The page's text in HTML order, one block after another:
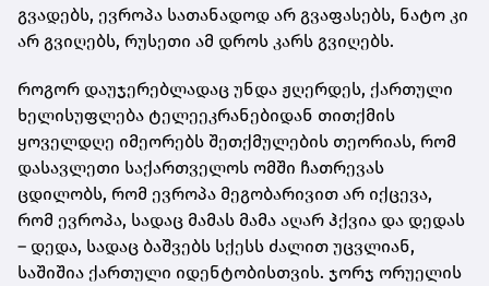
გვადებს, ევროპა სათანადოდ არ გვაფასებს, ნატო კი
არ გვიღებს, რუსეთი ამ დროს კარს გვიღებს.
როგორ დაუჯერებლადაც უნდა ჟღერდეს, ქართული
ხელისუფლება ტელეეკრანებიდან თითქმის
ყოველდღე იმეორებს შეთქმულების თეორიას, რომ
დასავლეთი საქართველოს ომში ჩათრევას
ცდილობს, რომ ევროპა მეგობარივით არ იქცევა,
რომ ევროპა, სადაც მამას მამა აღარ ჰქვია და დედას
– დედა, სადაც ბაშვებს სქესს ძალით უცვლიან,
საშიშია ქართული იდენტობისთვის. ჯორჯ ორუელის